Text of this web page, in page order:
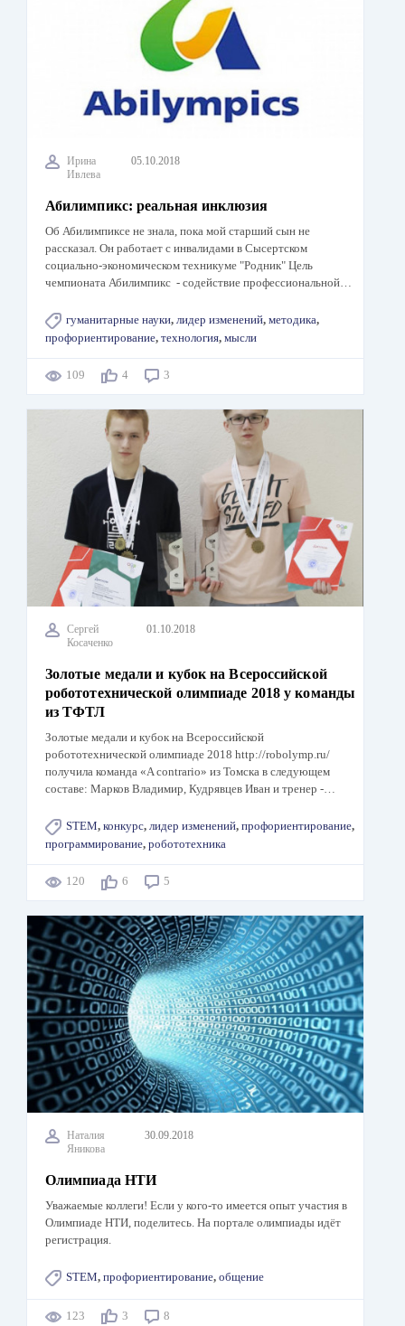
Ирина
Ивлева
05.10.2018
Абилимпикс: реальная инклюзия
Об Абилимпиксе не знала, пока мой старший сын не
рассказал. Он работает с инвалидами в Сысертском
социально-экономическом техникуме "Родник" Цель
чемпионата Абилимпикс - содействие профессиональной…
гуманитарные науки, лидер изменений, методика,
профориентирование, технология, мысли
109 4 3
Сергей
Косаченко
01.10.2018
Золотые медали и кубок на Всероссийской
робототехнической олимпиаде 2018 у команды
из ТФТЛ
Золотые медали и кубок на Всероссийской
робототехнической олимпиаде 2018 http://robolymp.ru/
получила команда «A contrario» из Томска в следующем
составе: Марков Владимир, Кудрявцев Иван и тренер -…
STEM, конкурс, лидер изменений, профориентирование,
программирование, робототехника
120 6 5
Наталия
Яникова
30.09.2018
Олимпиада НТИ
Уважаемые коллеги! Если у кого-то имеется опыт участия в
Олимпиаде НТИ, поделитесь. На портале олимпиады идёт
регистрация.
STEM, профориентирование, общение
123 3 8